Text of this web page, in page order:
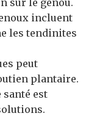
incluent
les tendinites
peut
plantaire.
est